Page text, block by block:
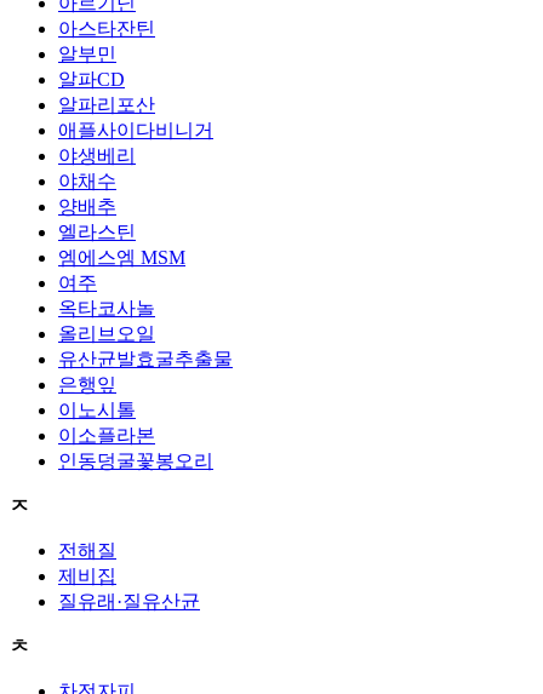
아스타잔틴
알부민
알파CD
알파리포산
애플사이다비니거
야생베리
야채수
양배추
엘라스틴
엠에스엠 MSM
여주
옥타코사놀
올리브오일
유산균발효굴추출물
은행잎
이노시톨
이소플라본
인동덩굴꽃봉오리
ㅈ
전해질
제비집
질유래·질유산균
ㅊ